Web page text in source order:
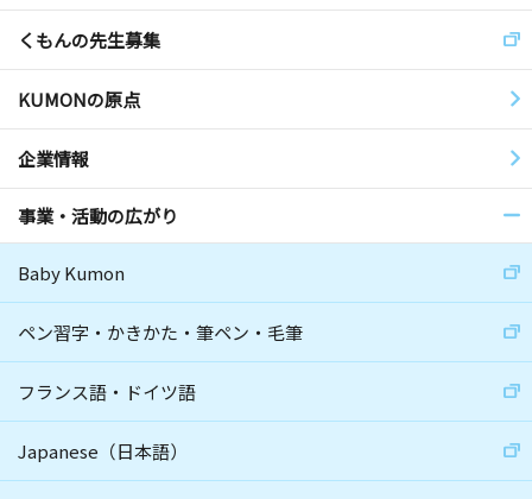
くもんの先生募集
KUMONの原点
企業情報
事業・活動の広がり
Baby Kumon
ペン習字・かきかた・筆ペン・毛筆
フランス語・ドイツ語
Japanese（日本語）